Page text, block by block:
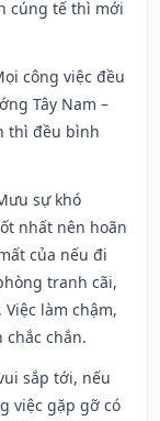
cúng tế thì mới
công việc đều
Tây Nam –
thì đều bình
sự khó
nhất nên hoãn
của nếu đi
tranh cãi,
làm chậm,
chắn.
sắp tới, nếu
việc gặp gỡ có